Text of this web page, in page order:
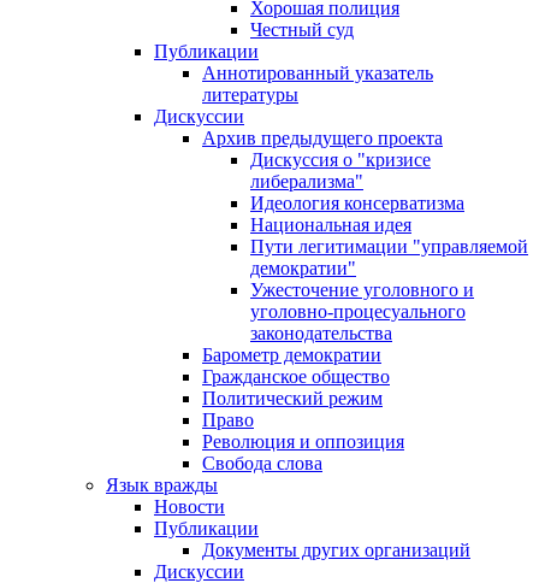
Хорошая полиция
Честный суд
Публикации
Аннотированный указатель
литературы
Дискуссии
Архив предыдущего проекта
Дискуссия о "кризисе
либерализма"
Идеология консерватизма
Национальная идея
Пути легитимации "управляемой
демократии"
Ужесточение уголовного и
уголовно-процесуального
законодательства
Барометр демократии
Гражданское общество
Политический режим
Право
Революция и оппозиция
Свобода слова
Язык вражды
Новости
Публикации
Документы других организаций
Дискуссии